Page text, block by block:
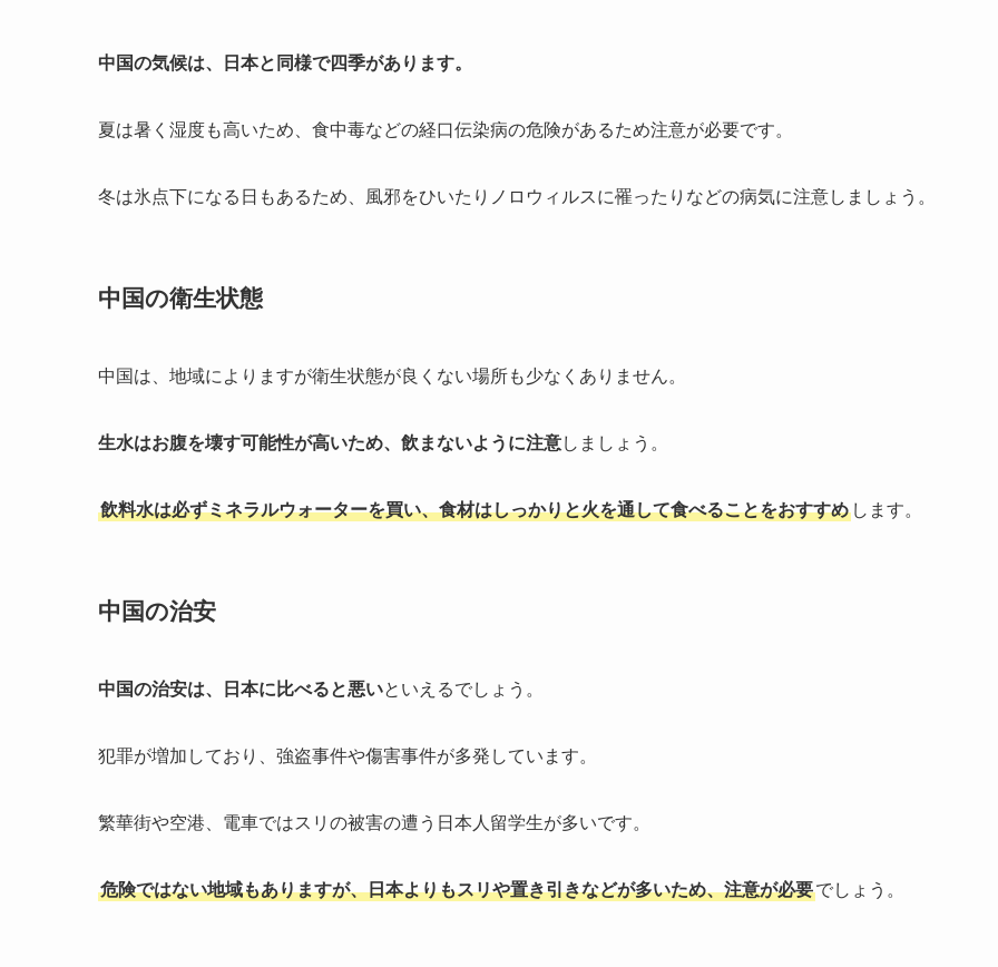
中国の気候は、日本と同様で四季があります。
夏は暑く湿度も高いため、食中毒などの経口伝染病の危険があるため注意が必要です。
冬は氷点下になる日もあるため、風邪をひいたりノロウィルスに罹ったりなどの病気に注意しましょう。
中国の衛生状態
中国は、地域によりますが衛生状態が良くない場所も少なくありません。
生水はお腹を壊す可能性が高いため、飲まないように注意しましょう。
飲料水は必ずミネラルウォーターを買い、食材はしっかりと火を通して食べることをおすすめ します。
中国の治安
中国の治安は、日本に比べると悪いといえるでしょう。
犯罪が増加しており、強盗事件や傷害事件が多発しています。
繁華街や空港、電車ではスリの被害の遭う日本人留学生が多いです。
危険ではない地域もありますが、日本よりもスリや置き引きなどが多いため、注意が必要でしょう。